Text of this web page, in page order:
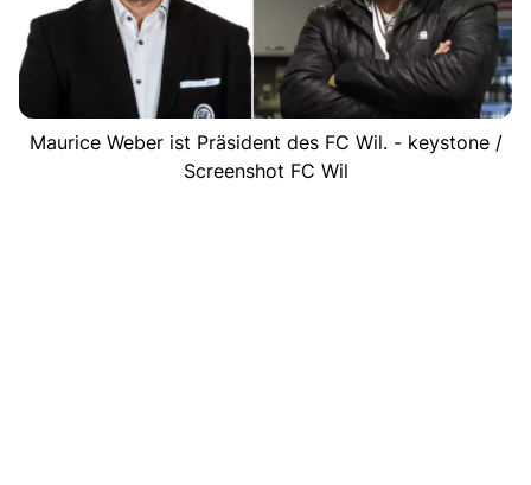
Maurice Weber ist Präsident des FC Wil. - keystone /
Screenshot FC Wil